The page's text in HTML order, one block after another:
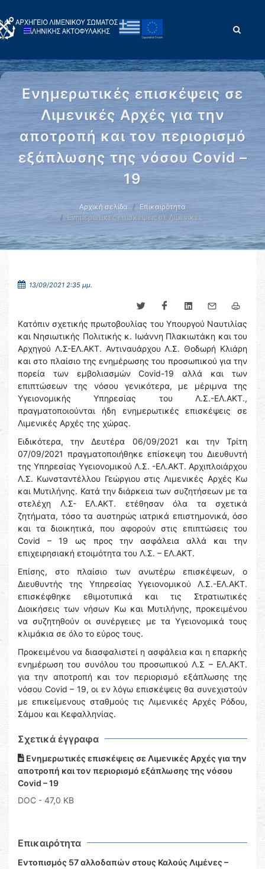
Ενημερωτικές επισκέψεις σε
Λιμενικές Αρχές για την
αποτροπή και τον περιορισμό
εξάπλωσης της νόσου Covid –
19
Αρχική σελίδα
Επικαιρότητα
Ενημερωτικές επισκέψεις σε Λιμενικές …
13/09/2021 2:35 μμ.
Kατόπιν σχετικής πρωτοβουλίας του Υπουργού Ναυτιλίας
και Νησιωτικής Πολιτικής κ. Ιωάννη Πλακιωτάκη και του
Αρχηγού Λ.Σ-ΕΛ.ΑΚΤ. Αντιναυάρχου Λ.Σ. Θοδωρή Κλιάρη
και στο πλαίσιο της ενημέρωσης του προσωπικού για την
πορεία των εμβολιασμών Covid-19 αλλά και των
επιπτώσεων της νόσου γενικότερα, με μέριμνα της
Υγειονομικής Υπηρεσίας του Λ.Σ.-ΕΛ.ΑΚΤ.,
πραγματοποιούνται ήδη ενημερωτικές επισκέψεις σε
Λιμενικές Αρχές της χώρας.
Ειδικότερα, την Δευτέρα 06/09/2021 και την Τρίτη
07/09/2021 πραγματοποιήθηκε επίσκεψη του Διευθυντή
της Υπηρεσίας Υγειονομικού Λ.Σ. -ΕΛ.ΑΚΤ. Αρχιπλοιάρχου
Λ.Σ. Κωνσταντέλλου Γεώργιου στις Λιμενικές Αρχές Κω
και Μυτιλήνης. Κατά την διάρκεια των συζητήσεων με τα
στελέχη Λ.Σ- ΕΛ.ΑΚΤ. ετέθησαν όλα τα σχετικά
ζητήματα, τόσο τα αυστηρώς ιατρικά επιστημονικά, όσο
και τα διοικητικά, που αφορούν στις επιπτώσεις του
Covid – 19 ως προς την ασφάλεια αλλά και την
επιχειρησιακή ετοιμότητα του Λ.Σ. – ΕΛ.ΑΚΤ.
Επίσης, στο πλαίσιο των ανωτέρω επισκέψεων, ο
Διευθυντής της Υπηρεσίας Υγειονομικού Λ.Σ.-ΕΛ.ΑΚΤ.
επισκέφθηκε εθιμοτυπικά και τις Στρατιωτικές
Διοικήσεις των νήσων Κω και Μυτιλήνης, προκειμένου
να συζητηθούν οι συνέργειες με τα Υγειονομικά τους
κλιμάκια σε όλο το εύρος τους.
Προκειμένου να διασφαλιστεί η ασφάλεια και η επαρκής
ενημέρωση του συνόλου του προσωπικού Λ.Σ – ΕΛ.ΑΚΤ.
για την αποτροπή και τον περιορισμό εξάπλωσης της
νόσου Covid – 19, οι εν λόγω επισκέψεις θα συνεχιστούν
με επικείμενους σταθμούς τις Λιμενικές Αρχές Ρόδου,
Σάμου και Κεφαλληνίας.
Σχετικά έγγραφα
Ενημερωτικές επισκέψεις σε Λιμενικές Αρχές για την
αποτροπή και τον περιορισμό εξάπλωσης της νόσου
Covid – 19
DOC - 47,0 KB
Επικαιρότητα
Εντοπισμός 57 αλλοδαπών στους Καλούς Λιμένες –